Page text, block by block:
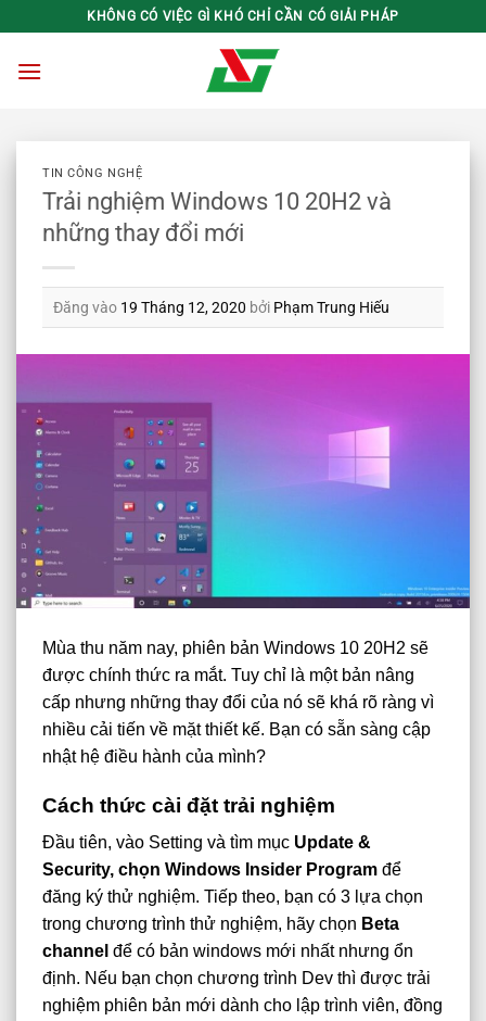
qua
nội
KHÔNG CÓ VIỆC GÌ KHÓ CHỈ CẦN CÓ GIẢI PHÁP
TIN CÔNG NGHỆ
Trải nghiệm Windows 10 20H2 và
những thay đổi mới
Đăng vào 19 Tháng 12, 2020 bởi Phạm Trung Hiếu
Mùa thu năm nay, phiên bản Windows 10 20H2 sẽ
được chính thức ra mắt. Tuy chỉ là một bản nâng
cấp nhưng những thay đổi của nó sẽ khá rõ ràng vì
nhiều cải tiến về mặt thiết kế. Bạn có sẵn sàng cập
nhật hệ điều hành của mình?
Cách thức cài đặt trải nghiệm
Đầu tiên, vào Setting và tìm mục Update &
Security, chọn Windows Insider Program để
đăng ký thử nghiệm. Tiếp theo, bạn có 3 lựa chọn
trong chương trình thử nghiệm, hãy chọn Beta
channel để có bản windows mới nhất nhưng ổn
định. Nếu bạn chọn chương trình Dev thì được trải
nghiệm phiên bản mới dành cho lập trình viên, đồng